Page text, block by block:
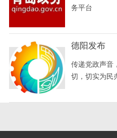
务平台
德阳发布
传递党政声音
切，切实为民